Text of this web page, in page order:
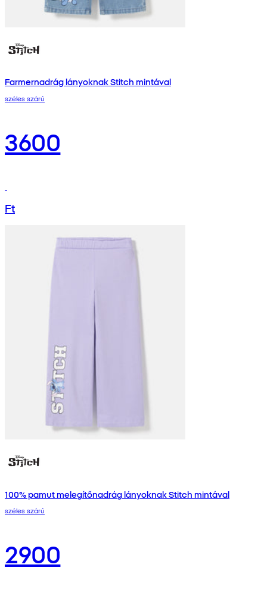
Farmernadrág lányoknak Stitch mintával
széles szárú
3600
Ft
100% pamut melegítőnadrág lányoknak Stitch mintával
széles szárú
2900